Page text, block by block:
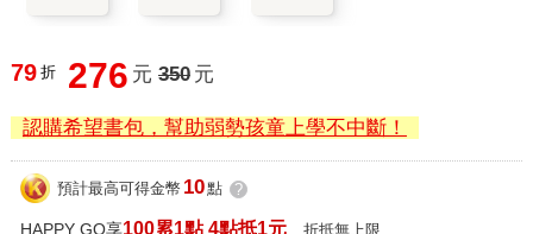
79 折 276 元 350 元
認購希望書包，幫助弱勢孩童上學不中斷！
預計最高可得金幣 10點 ?
HAPPY GO享100累1點 4點抵1元 折抵無上限